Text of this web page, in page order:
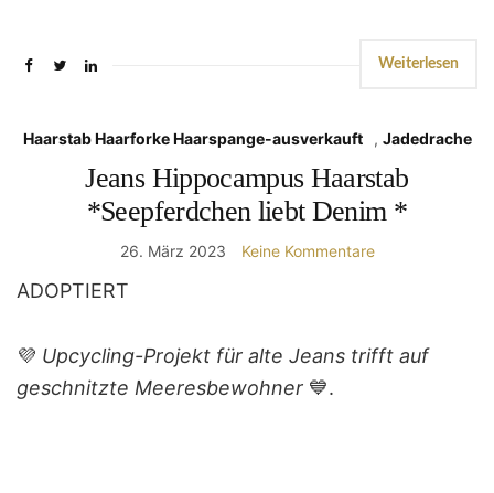
Weiterlesen
Haarstab Haarforke Haarspange-ausverkauft , Jadedrache
Jeans Hippocampus Haarstab
*Seepferdchen liebt Denim *
26. März 2023 Keine Kommentare
ADOPTIERT
💜 Upcycling-Projekt für alte Jeans trifft auf
geschnitzte Meeresbewohner 💙.